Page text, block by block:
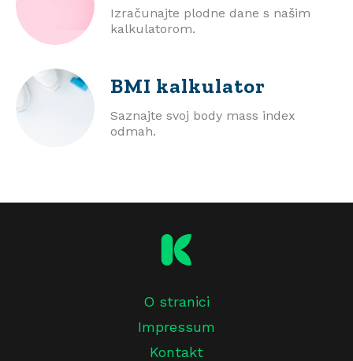
Izračunajte plodne dane s našim
kalkulatorom.
BMI kalkulator
Saznajte svoj body mass index
odmah.
O stranici
Impressum
Kontakt